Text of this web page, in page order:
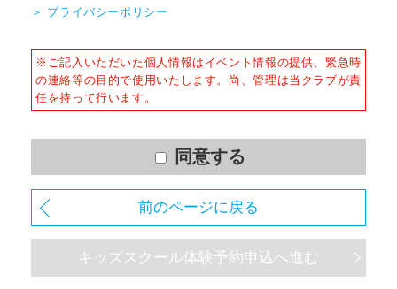
かつ適正な方法によりお客様の個人情報を収集いたしま
す。
させて頂きます。また、違法または不当な行為を助長
し、または誘発するおそれがある方法による個人情報の
利用を行いません。
2) ご利用上の諸連絡や利用状況の確認のため
3) 運動プログラム（カウンセリングを含む）等、新商
品・サービスの立案・開発・実施のため
＞ プライバシーポリシー
※ご記入いただいた個人情報はイベント情報の提供、緊急時
の連絡等の目的で使用いたします。尚、管理は当クラブが責
任を持って行います。
同意する
前のページに戻る
キッズスクール体験予約申込へ進む